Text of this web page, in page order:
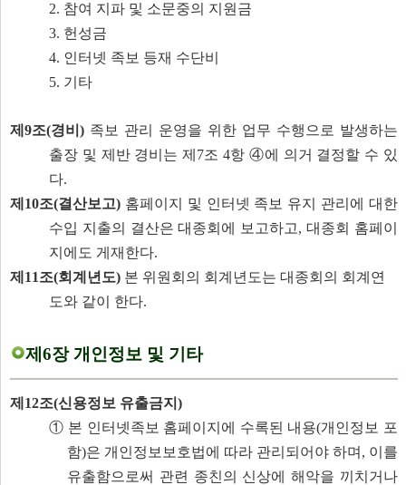
2. 참여 지파 및 소문중의 지원금
3. 헌성금
4. 인터넷 족보 등재 수단비
5. 기타
제9조(경비) 족보 관리 운영을 위한 업무 수행으로 발생하는
출장 및 제반 경비는 제7조 4항 ④에 의거 결정할 수 있
다.
제10조(결산보고) 홈페이지 및 인터넷 족보 유지 관리에 대한
수입 지출의 결산은 대종회에 보고하고, 대종회 홈페이
지에도 게재한다.
제11조(회계년도) 본 위원회의 회계년도는 대종회의 회계연
도와 같이 한다.
제6장 개인정보 및 기타
제12조(신용정보 유출금지)
① 본 인터넷족보 홈페이지에 수록된 내용(개인정보 포
함)은 개인정보보호법에 따라 관리되어야 하며, 이를
유출함으로써 관련 종친의 신상에 해악을 끼치거나